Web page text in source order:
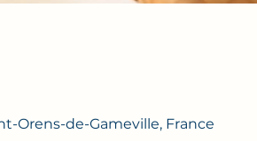
Orens-de-Gameville, France